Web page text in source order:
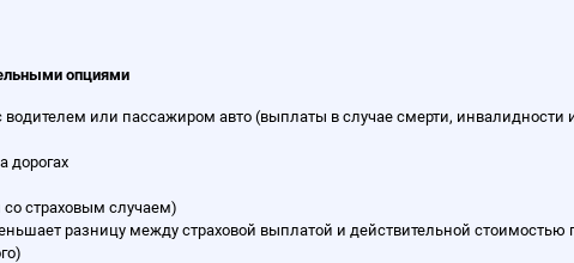
опциями
водителем или пассажиром авто (выплаты в случае смерти, инвалидности
дорогах
страховым случаем)
разницу между страховой выплатой и действительной